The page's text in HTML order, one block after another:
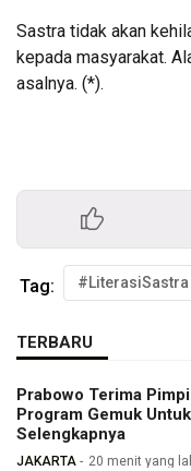
Sastra tidak akan
kepada masyarakat.
asalnya. (*).
Tag: #LiterasiSastra
TERBARU
Prabowo Terima
Program Gemuk
Selengkapnya
JAKARTA 20 menit yang